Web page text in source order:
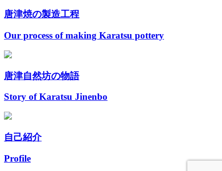
唐津焼の製造工程
Our process of making Karatsu pottery
唐津自然坊の物語
Story of Karatsu Jinenbo
自己紹介
Profile